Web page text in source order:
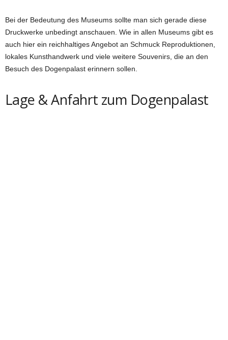
Bei der Bedeutung des Museums sollte man sich gerade diese
Druckwerke unbedingt anschauen. Wie in allen Museums gibt es
auch hier ein reichhaltiges Angebot an Schmuck Reproduktionen,
lokales Kunsthandwerk und viele weitere Souvenirs, die an den
Besuch des Dogenpalast erinnern sollen.
Lage & Anfahrt zum Dogenpalast